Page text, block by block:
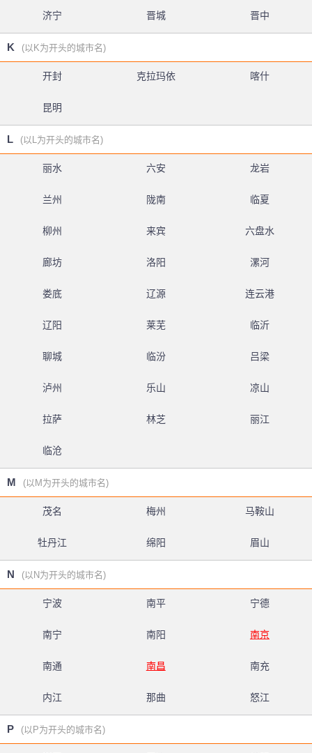
济宁 晋城 晋中
K (以K为开头的城市名)
开封 克拉玛依 喀什
昆明
L (以L为开头的城市名)
丽水 六安 龙岩
兰州 陇南 临夏
柳州 来宾 六盘水
廊坊 洛阳 漯河
娄底 辽源 连云港
辽阳 莱芜 临沂
聊城 临汾 吕梁
泸州 乐山 凉山
拉萨 林芝 丽江
临沧
M (以M为开头的城市名)
茂名 梅州 马鞍山
牡丹江 绵阳 眉山
N (以N为开头的城市名)
宁波 南平 宁德
南宁 南阳 南京
南通 南昌 南充
内江 那曲 怒江
P (以P为开头的城市名)